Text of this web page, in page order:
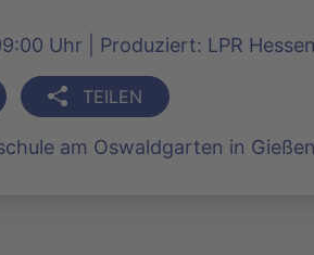
Uhr | Produziert: LPR
TEILEN
am Oswaldgarten in